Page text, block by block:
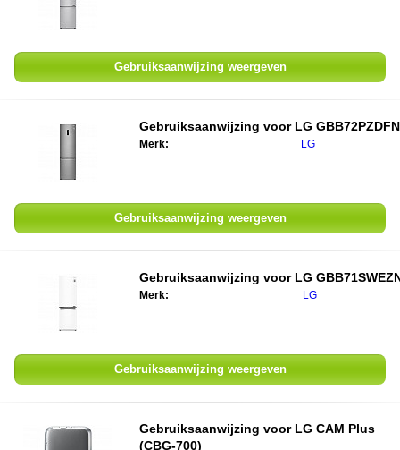
Gebruiksaanwijzing weergeven
Gebruiksaanwijzing voor LG GBB72PZDFN
Merk: LG
Gebruiksaanwijzing weergeven
Gebruiksaanwijzing voor LG
Merk: LG
Gebruiksaanwijzing weergeven
Gebruiksaanwijzing voor LG CAM Plus
(CBG-700)